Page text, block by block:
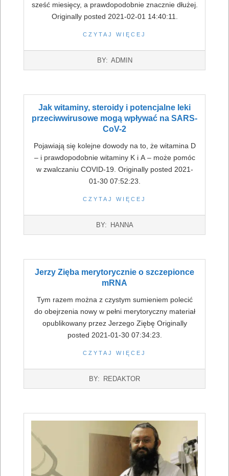
sześć miesięcy, a prawdopodobnie znacznie dłużej.
Originally posted 2021-02-01 14:40:11.
CZYTAJ WIĘCEJ
BY: ADMIN
Jak witaminy, steroidy i potencjalne leki
przeciwwirusowe mogą wpływać na SARS-
CoV-2
Pojawiają się kolejne dowody na to, że witamina D
– i prawdopodobnie witaminy K i A – może pomóc
w zwalczaniu COVID-19. Originally posted 2021-
01-30 07:52:23.
CZYTAJ WIĘCEJ
BY: HANNA
Jerzy Zięba merytorycznie o szczepionce
mRNA
Tym razem można z czystym sumieniem polecić
do obejrzenia nowy w pełni merytoryczny materiał
opublikowany przez Jerzego Ziębę Originally
posted 2021-01-30 07:34:23.
CZYTAJ WIĘCEJ
BY: REDAKTOR